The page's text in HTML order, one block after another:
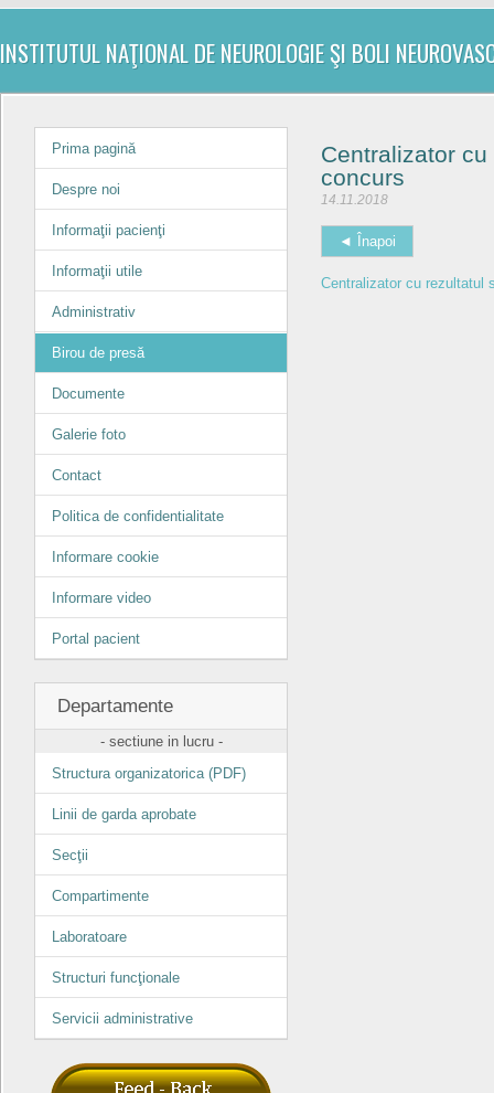
INSTITUTUL NAŢIONAL DE NEUROLOGIE ŞI BOLI
Prima pagină
Despre noi
Informaţii pacienţi
Informaţii utile
Administrativ
Birou de presă
Documente
Galerie foto
Contact
Politica de confidentialitate
Informare cookie
Informare video
Portal pacient
Departamente
- sectiune in lucru -
Structura organizatorica (PDF)
Linii de garda aprobate
Secţii
Compartimente
Laboratoare
Structuri funcţionale
Servicii administrative
Centralizator
concurs
14.11.2018
◄ Înapoi
Centralizator cu rezultatul